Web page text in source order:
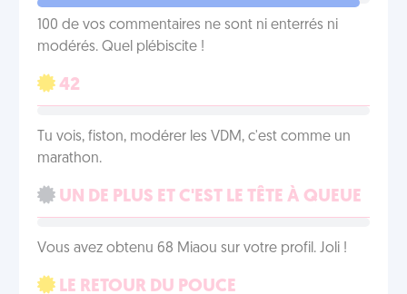
100 de vos commentaires ne sont ni enterrés ni
modérés. Quel plébiscite !
42
Tu vois, fiston, modérer les VDM, c'est comme un
marathon.
UN DE PLUS ET C'EST LE TÊTE À QUEUE
Vous avez obtenu 68 Miaou sur votre profil. Joli !
LE RETOUR DU POUCE